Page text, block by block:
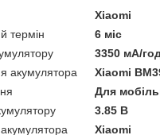
Xiaomi
термін
6 міс
3350 мА/
акумулятора
Xiaomi
Для
3.85 В
акумулятора
Xiaomi